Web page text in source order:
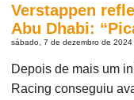
Verstappen
Abu Dhabi:
sábado, 7 de dezembro de 2024
Depois de mais um
Racing conseguiu